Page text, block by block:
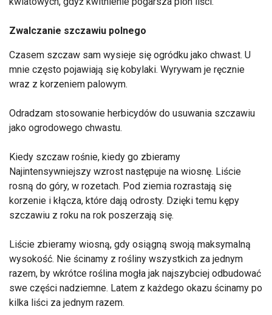
Zwalczanie szczawiu polnego
Czasem szczaw sam wysieje się ogródku jako chwast. U
mnie często pojawiają się kobylaki. Wyrywam je ręcznie
wraz z korzeniem palowym.
Odradzam stosowanie herbicydów do usuwania szczawiu
jako ogrodowego chwastu.
Kiedy szczaw rośnie, kiedy go zbieramy
Najintensywniejszy wzrost następuje na wiosnę. Liście
rosną do góry, w rozetach. Pod ziemia rozrastają się
korzenie i kłącza, które dają odrosty. Dzięki temu kępy
szczawiu z roku na rok poszerzają się.
Liście zbieramy wiosną, gdy osiągną swoją maksymalną
wysokość. Nie ścinamy z rośliny wszystkich za jednym
razem, by wkrótce roślina mogła jak najszybciej odbudować
swe części nadziemne. Latem z każdego okazu ścinamy po
kilka liści za jednym razem.